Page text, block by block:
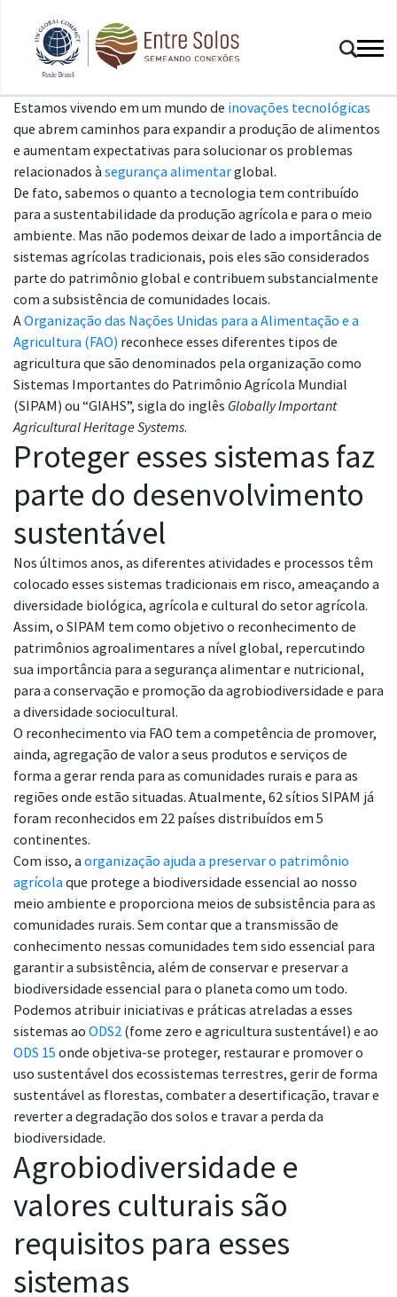
Estamos vivendo em um mundo de inovações tecnológicas
que abrem caminhos para expandir a produção de alimentos
e aumentam expectativas para solucionar os problemas
relacionados à segurança alimentarglobal.
De fato, sabemos o quanto a tecnologia tem contribuído
para a sustentabilidade da produção agrícola e para o meio
ambiente. Mas não podemos deixar de lado a importância de
sistemas agrícolas tradicionais, pois eles são considerados
parte do patrimônio global e contribuem substancialmente
com a subsistência de comunidades locais.
AOrganização das Nações Unidas para a Alimentação e a
Agricultura (FAO) reconhece esses diferentes tipos de
agricultura que são denominados pela organização como
Sistemas Importantes do Patrimônio Agrícola Mundial
(SIPAM) ou “GIAHS”, sigla do inglês Globally Important
Agricultural Heritage Systems.
Proteger esses sistemas faz
parte do desenvolvimento
sustentável
Nos últimos anos, as diferentes atividades e processos têm
colocado esses sistemas tradicionais em risco, ameaçando a
diversidade biológica, agrícola e cultural do setor agrícola.
Assim, o SIPAM tem como objetivo o reconhecimento de
patrimônios agroalimentares a nível global, repercutindo
sua importância para a segurança alimentar e nutricional,
para a conservação e promoção da agrobiodiversidade e para
a diversidade sociocultural.
O reconhecimento via FAO tem a competência de promover,
ainda, agregação de valor a seus produtos e serviços de
forma a gerar renda para as comunidades rurais e para as
regiões onde estão situadas. Atualmente, 62 sítios SIPAM já
foram reconhecidos em 22 países distribuídos em 5
continentes.
Com isso, a organização ajuda a preservar o patrimônio
agrícola que protege a biodiversidade essencial ao nosso
meio ambiente e proporciona meios de subsistência para as
comunidades rurais. Sem contar que a transmissão de
conhecimento nessas comunidades tem sido essencial para
garantir a subsistência, além de conservar e preservar a
biodiversidade essencial para o planeta como um todo.
Podemos atribuir iniciativas e práticas atreladas a esses
sistemas ao ODS2 (fome zero e agricultura sustentável) e ao
ODS 15 onde objetiva-se proteger, restaurar e promover o
uso sustentável dos ecossistemas terrestres, gerir de forma
sustentável as florestas, combater a desertificação, travar e
reverter a degradação dos solos e travar a perda da
biodiversidade.
Agrobiodiversidade e
valores culturais são
requisitos para esses
sistemas